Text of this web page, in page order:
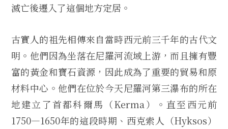
滅亡後遷入了這個地方定居。
古實人的祖先相傳來自當時西元前三千年的古代文
明。他們因為坐落在尼羅河流域上游，而且擁有豐
富的黃金和寶石資源，因此成為了重要的貿易和原
材料中心。他們在位於今天尼羅河第三瀑布的所在
地建立了首都科爾馬（Kerma）。直至西元前
1750—1650年的這段時期、西克索人（Hyksos）